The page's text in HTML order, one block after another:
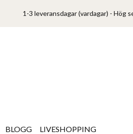
1-3 leveransdagar (vardagar) - Hög
BLOGG LIVESHOPPING